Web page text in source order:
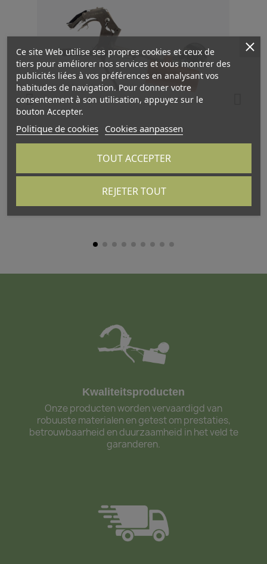
Kwaliteitsproducten
Onze producten worden vervaardigd van
robuuste materialen en getest om prestaties,
betrouwbaarheid en duurzaamheid in het veld te
garanderen.
Ce site Web utilise ses propres cookies et ceux de
tiers pour améliorer nos services et vous montrer des
publicités liées à vos préférences en analysant vos
habitudes de navigation. Pour donner votre
consentement à son utilisation, appuyez sur le
bouton Accepter.
Politique de cookies Cookies aanpassen
REJETER TOUT
TOUT ACCEPTER